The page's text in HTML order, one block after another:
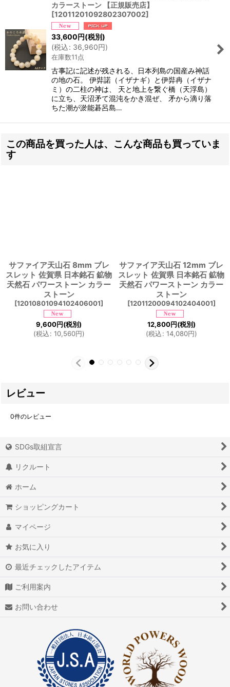
カラーストーン 【正規販売店】
[12011201092802307002]
33,600円(税別)
(税込: 36,960円)
在庫数11点
古事記に記述が残される、日本列島の国産み神話
の地の石。 伊弉諾（イザナギ）と伊弉冉（イザナ
ミ）の二柱の神は、 天と地上を繋ぐ橋（天浮島）
に立ち、天沼矛て混沌をかき混ぜ、 矛から滴り落
ちた潮が淤能碁呂島…
この商品を買った人は、こんな商品も買っていま
す
サファイア天山石 8mm ブレ
スレット 佐賀県 日本銘石 鉱物
天然石 パワーストーン カラー
ストーン
[12010801094102406001]
9,600円(税別)
(税込: 10,560円)
サファイア天山石 12mm ブレ
スレット 佐賀県 日本銘石 鉱物
天然石 パワーストーン カラー
ストーン
[12011200094102404001]
12,800円(税別)
(税込: 14,080円)
レビュー
0件のレビュー
SDGs取組宣言
リクルート
ホーム
ショッピングカート
マイページ
お気に入り
最近チェックしたアイテム
ご利用案内
お問い合わせ